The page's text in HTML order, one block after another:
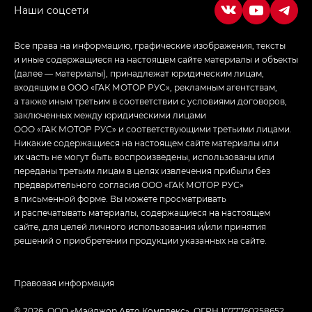
Все права на информацию, графические изображения, тексты
и иные содержащиеся на настоящем сайте материалы и объекты
(далее — материалы), принадлежат юридическим лицам,
входящим в ООО «ГАК МОТОР РУС», рекламным агентствам,
а также иным третьим в соответствии с условиями договоров,
заключенных между юридическими лицами
ООО «ГАК МОТОР РУС» и соответствующими третьими лицами.
Никакие содержащиеся на настоящем сайте материалы или
их часть не могут быть воспроизведены, использованы или
переданы третьим лицам в целях извлечения прибыли без
предварительного согласия ООО «ГАК МОТОР РУС»
в письменной форме. Вы можете просматривать
и распечатывать материалы, содержащиеся на настоящем
сайте, для целей личного использования и/или принятия
решений о приобретении продукции указанных на сайте.
Правовая информация